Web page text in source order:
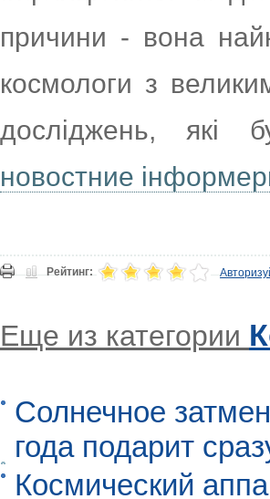
причини - вона
космологи з
досліджень, які
новостние
Рейтинг:
Еще из категории
Солнечное
года подарит
Космический